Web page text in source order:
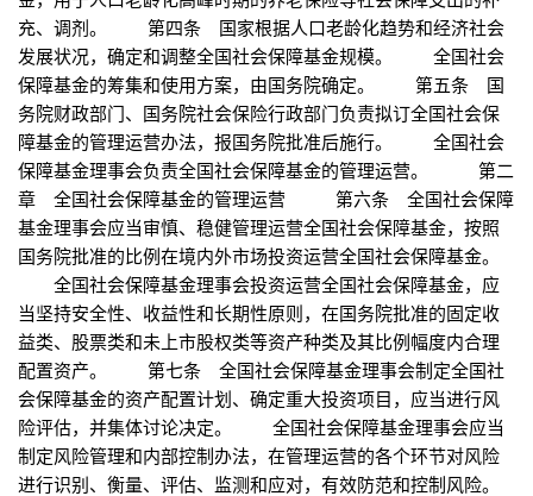
充、调剂。 第四条 国家根据人口老龄化趋势和经济社会
发展状况，确定和调整全国社会保障基金规模。 全国社会
保障基金的筹集和使用方案，由国务院确定。 第五条 国
务院财政部门、国务院社会保险行政部门负责拟订全国社会保
障基金的管理运营办法，报国务院批准后施行。 全国社会
保障基金理事会负责全国社会保障基金的管理运营。 第二
章 全国社会保障基金的管理运营 第六条 全国社会保障
基金理事会应当审慎、稳健管理运营全国社会保障基金，按照
国务院批准的比例在境内外市场投资运营全国社会保障基金。
全国社会保障基金理事会投资运营全国社会保障基金，应
当坚持安全性、收益性和长期性原则，在国务院批准的固定收
益类、股票类和未上市股权类等资产种类及其比例幅度内合理
配置资产。 第七条 全国社会保障基金理事会制定全国社
会保障基金的资产配置计划、确定重大投资项目，应当进行风
险评估，并集体讨论决定。 全国社会保障基金理事会应当
制定风险管理和内部控制办法，在管理运营的各个环节对风险
进行识别、衡量、评估、监测和应对，有效防范和控制风险。